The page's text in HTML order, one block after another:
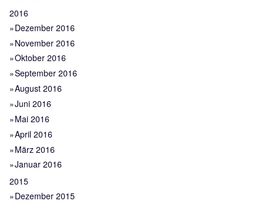
2016
Dezember 2016
November 2016
Oktober 2016
September 2016
August 2016
Juni 2016
Mai 2016
April 2016
März 2016
Januar 2016
2015
Dezember 2015